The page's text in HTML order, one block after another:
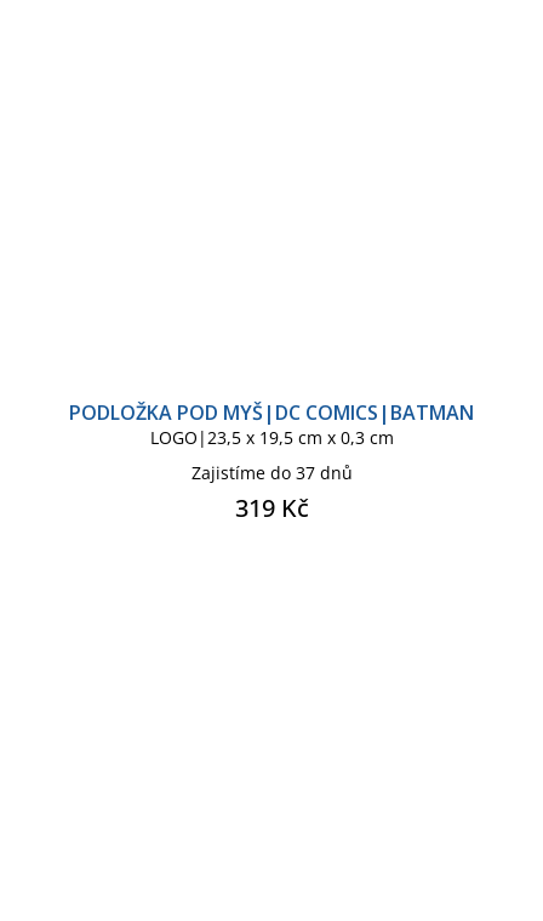
PODLOŽKA POD MYŠ|DC COMICS|BATMAN
LOGO|23,5 x 19,5 cm x 0,3 cm
Zajistíme do 37 dnů
319 Kč